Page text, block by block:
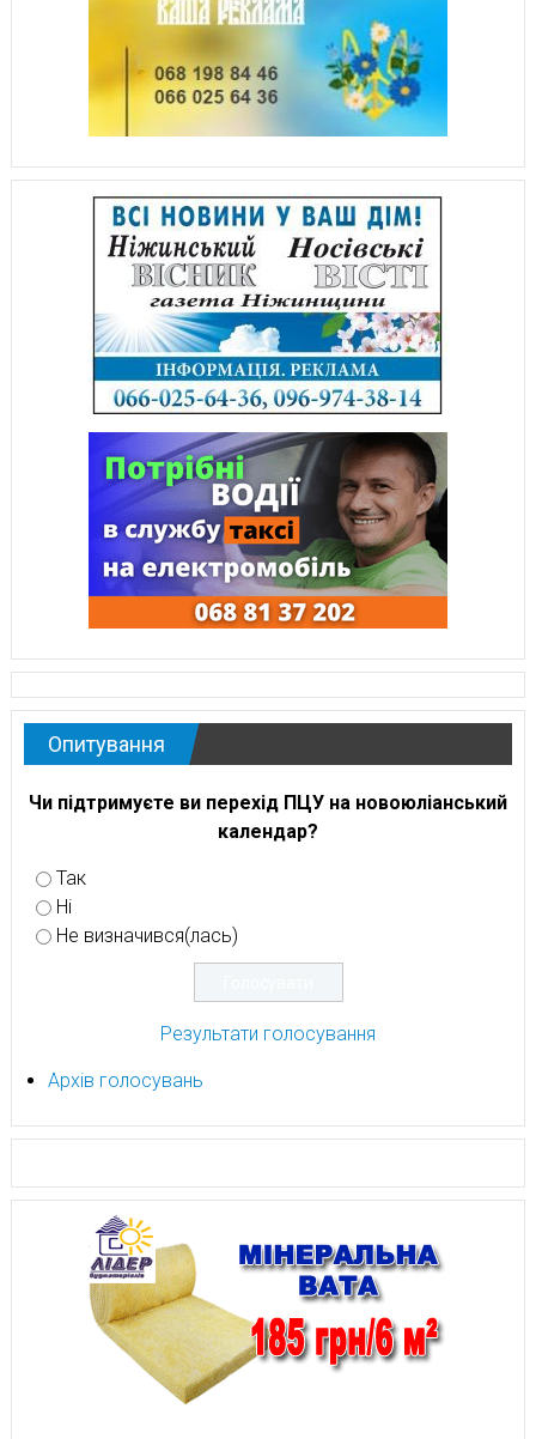
Опитування
Чи підтримуєте ви перехід ПЦУ на новоюліанський
календар?
Так
Ні
Не визначився(лась)
Результати голосування
Архів голосувань